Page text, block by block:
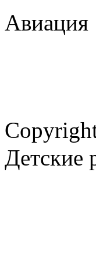
Авиация
Детские